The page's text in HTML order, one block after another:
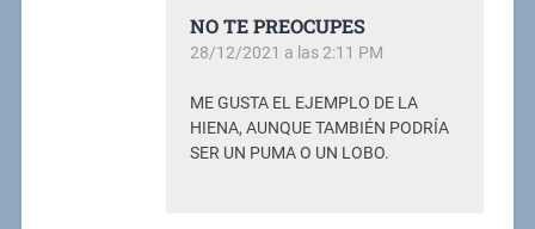
NO TE PREOCUPES
28/12/2021 a las 2:11 PM
ME GUSTA EL EJEMPLO DE LA
HIENA, AUNQUE TAMBIÉN PODRÍA
SER UN PUMA O UN LOBO.